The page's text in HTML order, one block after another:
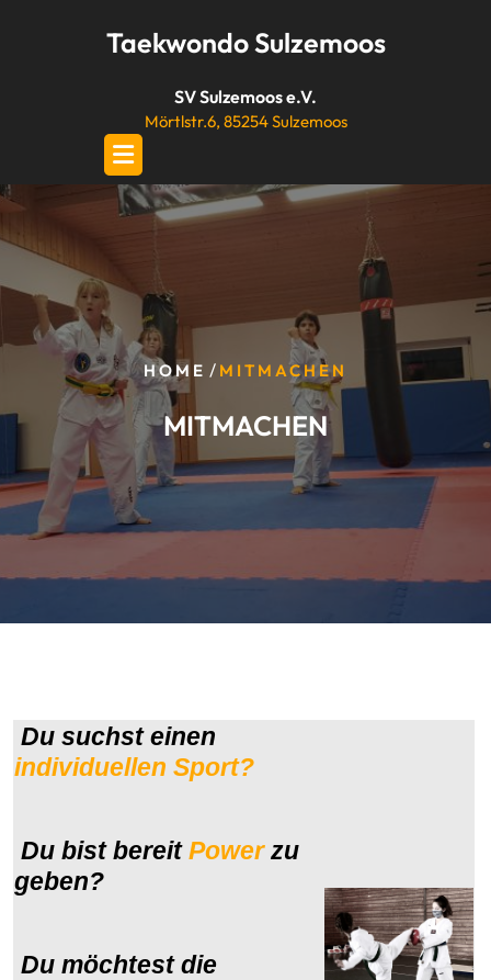
Taekwondo Sulzemoos
SV Sulzemoos e.V.
Mörtlstr.6, 85254 Sulzemoos
HOME / MITMACHEN
MITMACHEN
Du suchst einen
individuellen Sport?
Du bist bereitPowerzu
geben?
Du möchtest die